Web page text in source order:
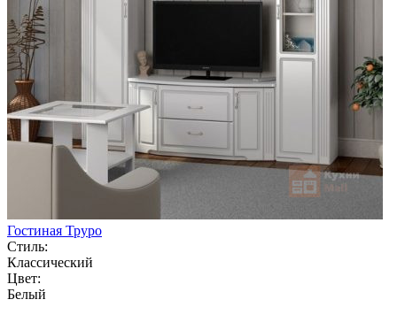
Гостиная Труро
Стиль:
Классический
Цвет:
Белый